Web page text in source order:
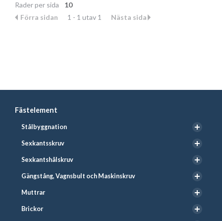
Fästelement
Stålbyggnation
Sexkantsskruv
Sexkantshålskruv
Gängstång, Vagnsbult och Maskinskruv
Muttrar
Brickor
Rader per sida
10
Förra sidan
1 - 1 utav 1 Nästa sida